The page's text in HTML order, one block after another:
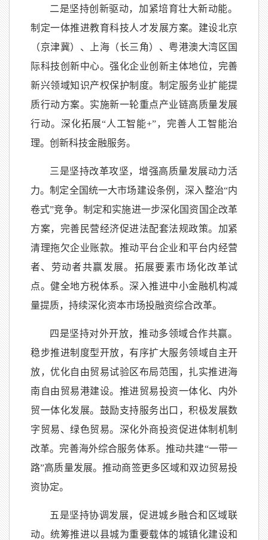
二是坚持创新驱动，加紧培育壮大新动能。
制定一体推进教育科技人才发展方案。建设北京
（京津冀）、上海（长三角）、粤港澳大湾区国
际科技创新中心。强化企业创新主体地位，完善
新兴领域知识产权保护制度。制定服务业扩能提
质行动方案。实施新一轮重点产业链高质量发展
行动。深化拓展“人工智能+”，完善人工智能治
理。创新科技金融服务。
三是坚持改革攻坚，增强高质量发展动力活
力。制定全国统一大市场建设条例，深入整治“内
卷式”竞争。制定和实施进一步深化国资国企改革
方案，完善民营经济促进法配套法规政策。加紧
清理拖欠企业账款。推动平台企业和平台内经营
者、劳动者共赢发展。拓展要素市场化改革试
点。健全地方税体系。深入推进中小金融机构减
量提质，持续深化资本市场投融资综合改革。
四是坚持对外开放，推动多领域合作共赢。
稳步推进制度型开放，有序扩大服务领域自主开
放，优化自由贸易试验区布局范围，扎实推进海
南自由贸易港建设。推进贸易投资一体化、内外
贸一体化发展。鼓励支持服务出口，积极发展数
字贸易、绿色贸易。深化外商投资促进体制机制
改革。完善海外综合服务体系。推动共建“一带一
路”高质量发展。推动商签更多区域和双边贸易投
资协定。
五是坚持协调发展，促进城乡融合和区域联
动。统筹推进以县城为重要载体的城镇化建设和